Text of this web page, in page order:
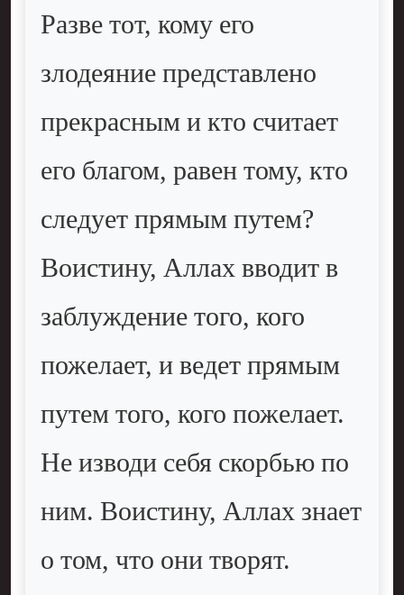
Разве тот, кому его
злодеяние представлено
прекрасным и кто считает
его благом, равен тому, кто
следует прямым путем?
Воистину, Аллах вводит в
заблуждение того, кого
пожелает, и ведет прямым
путем того, кого пожелает.
Не изводи себя скорбью по
ним. Воистину, Аллах знает
о том, что они творят.